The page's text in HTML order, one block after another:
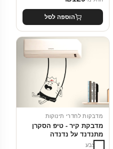
הוספה לסל
מדבקות לחדרי תינוקות
מדבקת קיר - טיפ הסקרן
מתנדנד על נדנדה
צבע